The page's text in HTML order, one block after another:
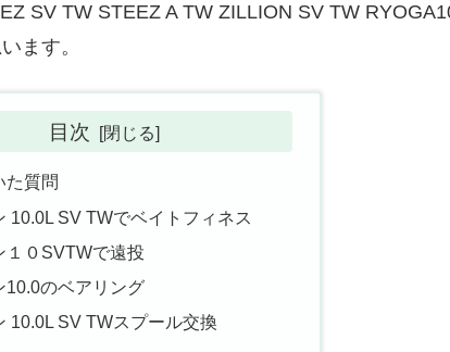
SV TW STEEZ A TW ZILLION SV TW
ます。
目次
た質問
10.0L SV TWでベイトフィネス
１０SVTWで遠投
10.0のベアリング
10.0L SV TWスプール交換